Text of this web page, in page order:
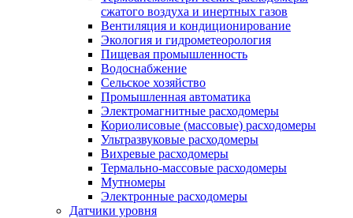
сжатого воздуха и инертных газов
Вентиляция и кондиционирование
Экология и гидрометеорология
Пищевая промышленность
Водоснабжение
Сельское хозяйство
Промышленная автоматика
Электромагнитные расходомеры
Кориолисовые (массовые) расходомеры
Ультразвуковые расходомеры
Вихревые расходомеры
Термально-массовые расходомеры
Мутномеры
Электронные расходомеры
Датчики уровня